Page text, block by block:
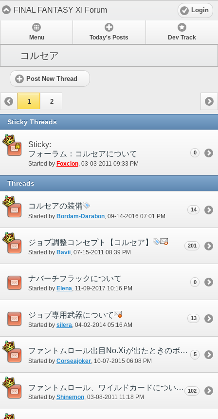
FINAL FANTASY XI Forum Login
Menu Today's Posts Dev Track
コルセア
Post New Thread
1 2
Sticky Threads
Sticky:
フォーラム：コルセアについて
Started by Foxclon‎, 03-03-2011 09:33 PM
0
Threads
コルセアの装備
Started by Bordam-Darabon ‎, 09-14-2016 07:01 PM
14
ジョブ調整コンセプト【コルセア】
Started by Bavii‎, 07-15-2011 08:39 PM
201
ナバーチフラックについて
Started by Elena‎, 11-09-2017 10:16 PM
0
ジョブ専用武器について
Started by silera ‎, 04-02-2014 05:16 AM
13
ファントムロール出目No.Xiが出たときのボーナス内容について
Started by Corseajoker‎, 10-07-2015 06:08 PM
5
ファントムロール、ワイルドカードについて
Started by Shinemon‎, 03-08-2011 11:18 PM
102